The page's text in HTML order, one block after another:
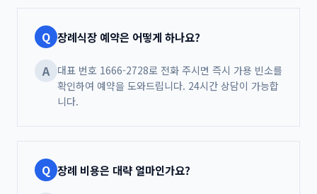
Q 장례식장 예약은 어떻게 하나요?
A 대표 번호 1666-2728로 전화 주시면 즉시 가용 빈소를
확인하여 예약을 도와드립니다. 24시간 상담이 가능합
니다.
Q 장례 비용은 대략 얼마인가요?